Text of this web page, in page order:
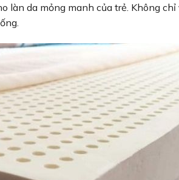
làn da mỏng manh của trẻ. Không chỉ